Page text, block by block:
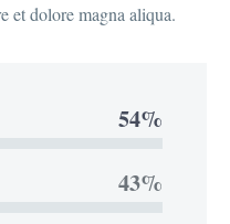
et dolore magna aliqua.
54%
43%